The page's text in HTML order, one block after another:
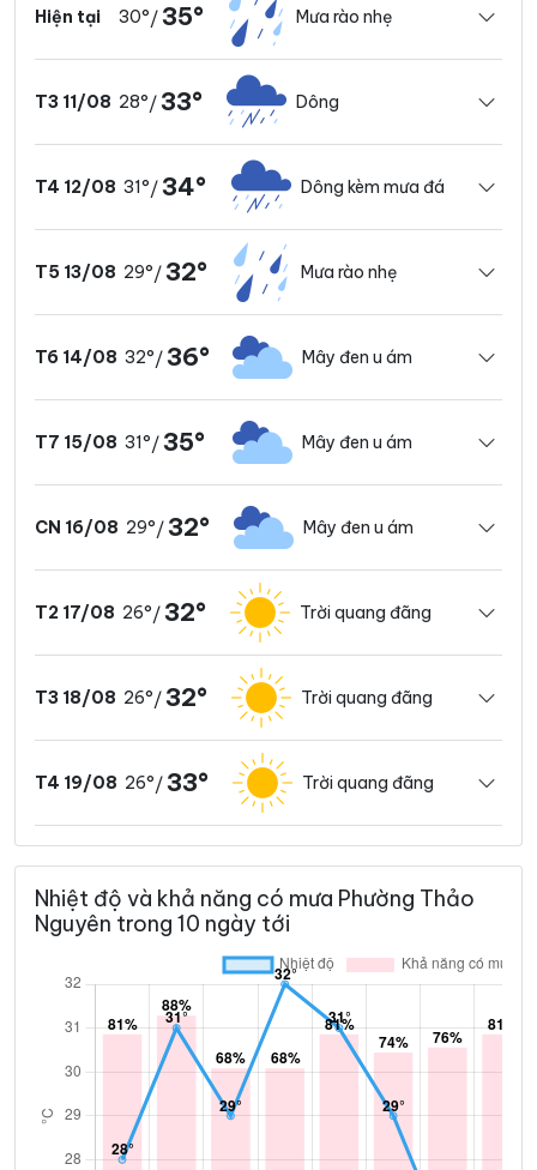
Hiện tại 30°/ 35° Mưa rào nhẹ
T3 11/08 28°/ 33° Dông
T4 12/08 31°/ 34° Dông kèm mưa đá
T5 13/08 29°/ 32° Mưa rào nhẹ
T6 14/08 32°/ 36° Mây đen u ám
T7 15/08 31°/ 35° Mây đen u ám
CN 16/08 29°/ 32° Mây đen u ám
T2 17/08 26°/ 32° Trời quang đãng
T3 18/08 26°/ 32° Trời quang đãng
T4 19/08 26°/ 33° Trời quang đãng
Nhiệt độ và khả năng có mưa Phường Thảo
Nguyên trong 10 ngày tới